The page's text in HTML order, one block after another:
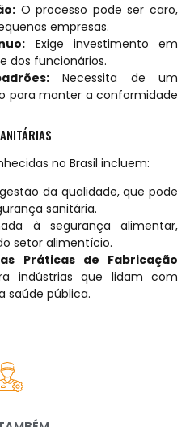
O processo pode ser caro,
empresas.
Exige investimento em
dos funcionários.
Necessita de um
para manter a conformidade
no Brasil incluem:
da qualidade, que pode
sanitária.
à segurança alimentar,
setor alimentício.
Práticas de Fabricação
indústrias que lidam com
saúde pública.